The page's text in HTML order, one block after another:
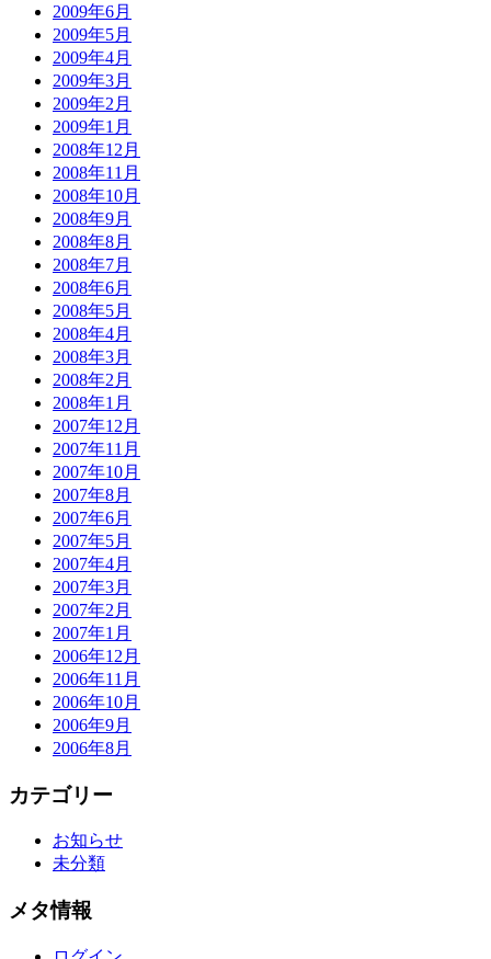
2009年6月
2009年5月
2009年4月
2009年3月
2009年2月
2009年1月
2008年12月
2008年11月
2008年10月
2008年9月
2008年8月
2008年7月
2008年6月
2008年5月
2008年4月
2008年3月
2008年2月
2008年1月
2007年12月
2007年11月
2007年10月
2007年8月
2007年6月
2007年5月
2007年4月
2007年3月
2007年2月
2007年1月
2006年12月
2006年11月
2006年10月
2006年9月
2006年8月
カテゴリー
お知らせ
未分類
メタ情報